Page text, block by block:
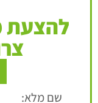
להצעת